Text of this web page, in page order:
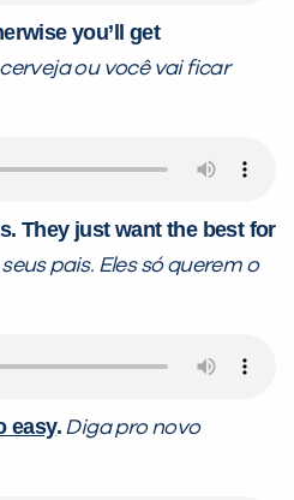
you’ll get
ou você vai ficar
They just want the best for
pais. Eles só querem o
easy. Diga pro novo